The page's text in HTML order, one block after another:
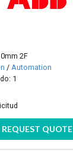
2F
/Automation
1
REQUEST QUOTE